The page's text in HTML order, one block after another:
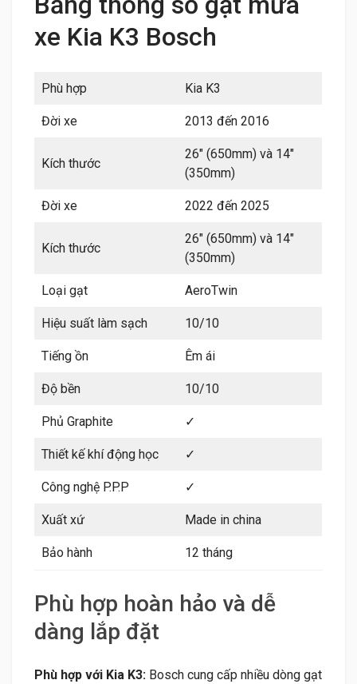
xe Kia K3 Bosch
Phù hợp Kia K3
Đời xe 2013 đến 2016
Kích thước
26″ (650mm) và 14″
(350mm)
Đời xe 2022 đến 2025
Kích thước
26″ (650mm) và 14″
(350mm)
Loại gạt AeroTwin
Hiệu suất làm sạch 10/10
Tiếng ồn Êm ái
Độ bền 10/10
Phủ Graphite ✓
Thiết kế khí động học ✓
Công nghệ P.P.P ✓
Xuất xứ Made in china
Bảo hành 12 tháng
Phù hợp hoàn hảo và dễ
dàng lắp đặt
Phù hợp với Kia K3: Bosch cung cấp nhiều dòng gạt